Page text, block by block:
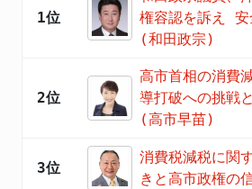
1位
権容認を訴え 安
(和田政宗)
2位
高市首相の消費
導打破への挑戦
(高市早苗)
3位
消費税減税に関
きと高市政権の